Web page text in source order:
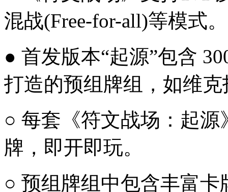
混战(Free-for-all)等模式。
● 首发版本“起源”包含
打造的预组牌组，如维
○ 每套《符文战场：起
牌，即开即玩。
○ 预组牌组中包含丰富